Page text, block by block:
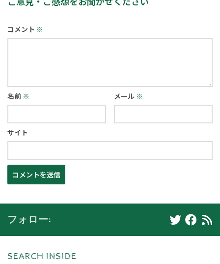
コメント ※
名前 ※ メール ※
サイト
フォロー:
SEARCH INSIDE